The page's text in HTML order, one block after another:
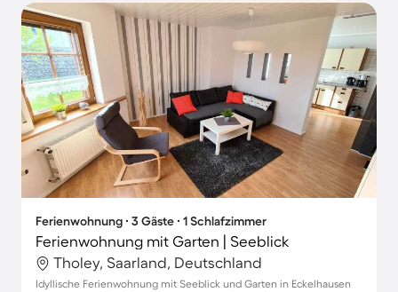
Ferienwohnung ∙ 3 Gäste ∙ 1 Schlafzimmer
Ferienwohnung mit Garten | Seeblick
Tholey, Saarland, Deutschland
Idyllische Ferienwohnung mit Seeblick und Garten in Eckelhausen